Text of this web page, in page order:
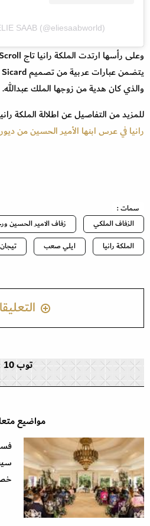
SAAB (@eliesaabworld)
والذي كان هدية من زوجها الملك عبدالله.
للمزيد من التفاصيل عن اطلالة الملكة
رانيا في عرس ابنها الأمير الحسين من
سمات :
الزفاف الملكي
زفاف الامير الحسين
الملكة رانيا
ايلي صعب تيجان
توب 10
مواضيع